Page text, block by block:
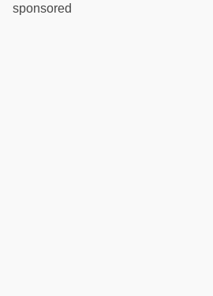
sponsored